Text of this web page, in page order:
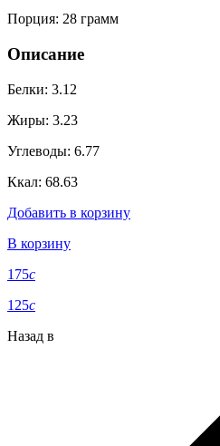
Порция: 28 грамм
Описание
Белки: 3.12
Жиры: 3.23
Углеводы: 6.77
Ккал: 68.63
Добавить в корзину
В корзину
175c
125c
Назад в